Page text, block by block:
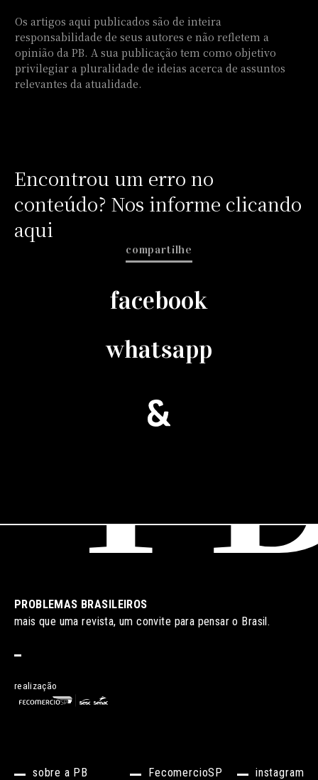
Os artigos aqui publicados são de inteira
responsabilidade de seus autores e não refletem a
opinião da PB. A sua publicação tem como objetivo
privilegiar a pluralidade de ideias acerca de assuntos
relevantes da atualidade.
Encontrou um erro no
conteúdo? Nos informe clicando
aqui
compartilhe
facebook
whatsapp
sobre a PB
FecomercioSP
instagram
PROBLEMAS BRASILEIROS
mais que uma revista, um convite para pensar o Brasil.
realização